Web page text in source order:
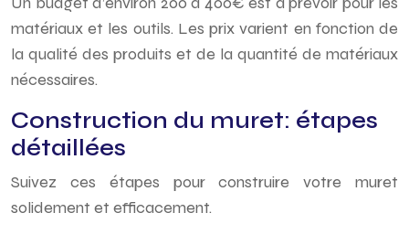
matériaux et les outils. Les prix varient en fonction de
la qualité des produits et de la quantité de matériaux
nécessaires.
Construction du muret: étapes
détaillées
Suivez ces étapes pour construire votre muret
solidement et efficacement.